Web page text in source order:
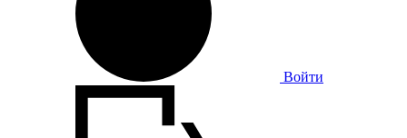
Войти